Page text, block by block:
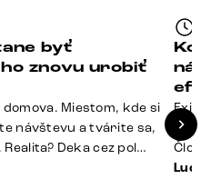
byť
znovu urobiť
Miestom, kde si
návštevu a tvárite sa,
Deka cez pol
konferenčný stolík